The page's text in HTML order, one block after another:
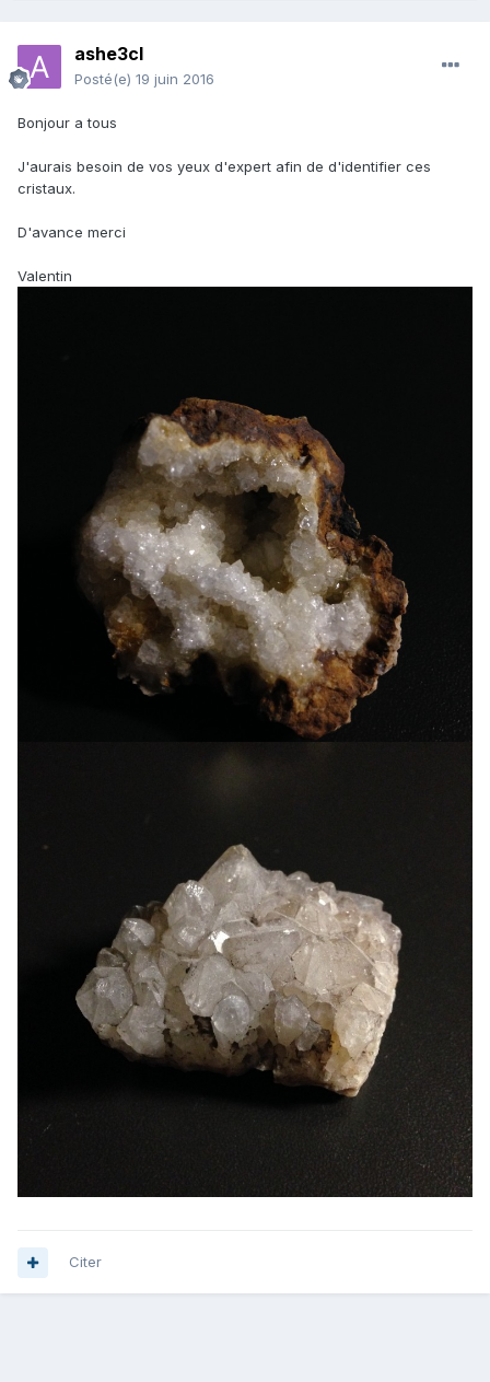
ashe3cl
Posté(e) 19 juin 2016
Bonjour a tous
J'aurais besoin de vos yeux d'expert afin de d'identifier ces
cristaux.
D'avance merci
Valentin
Citer